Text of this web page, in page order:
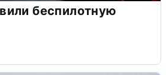
беспилотную